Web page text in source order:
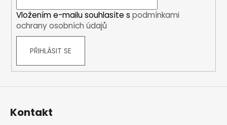
Vložením e-mailu souhlasíte s podmínkami
ochrany osobních údajů
PŘIHLÁSIT SE
Kontakt